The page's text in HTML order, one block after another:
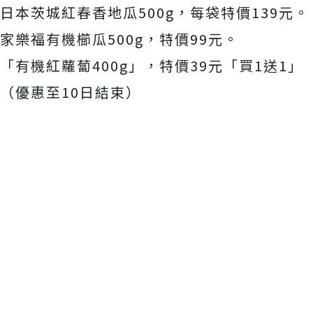
日本茨城紅春香地瓜500g，每袋特價139元。
家樂福有機櫛瓜500g，特價99元。
「有機紅蘿蔔400g」，特價39元「買1送1」
（優惠至10日結束）